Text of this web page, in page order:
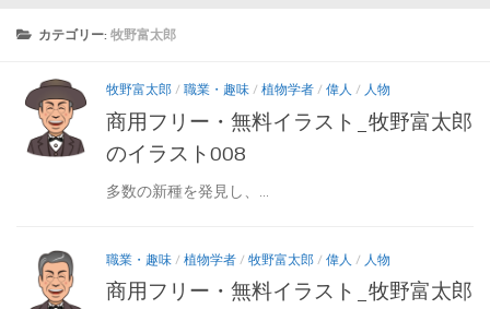
カテゴリー:牧野富太郎
牧野富太郎 / 職業・趣味 / 植物学者 / 偉人 / 人物
商用フリー・無料イラスト_牧野富太郎
のイラスト008
多数の新種を発見し、...
職業・趣味 / 植物学者 / 牧野富太郎 / 偉人 / 人物
商用フリー・無料イラスト_牧野富太郎